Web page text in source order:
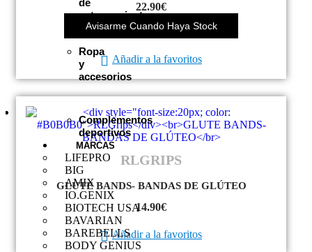
de
entrenamiento
Ropa
y
accesorios
Complementos
deportivos
MARCAS
LIFEPRO
BIG
AMIX
IO.GENIX
BIOTECH USA
BAVARIAN
BAREBELLS
BODY GENIUS
22.90€
Avisarme Cuando Haya Stock
Añadir a la favoritos
RLGRIPS
GLUTE BANDS- BANDAS DE GLÚTEO
14.90€
Añadir a la favoritos